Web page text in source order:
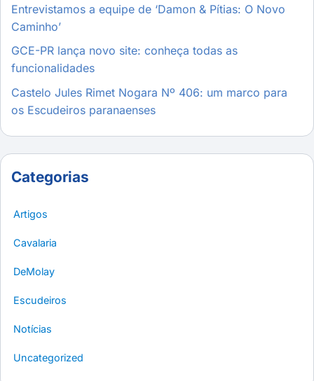
Entrevistamos a equipe de ‘Damon & Pítias: O Novo
Caminho’
GCE-PR lança novo site: conheça todas as
funcionalidades
Castelo Jules Rimet Nogara Nº 406: um marco para
os Escudeiros paranaenses
Categorias
Artigos
Cavalaria
DeMolay
Escudeiros
Notícias
Uncategorized